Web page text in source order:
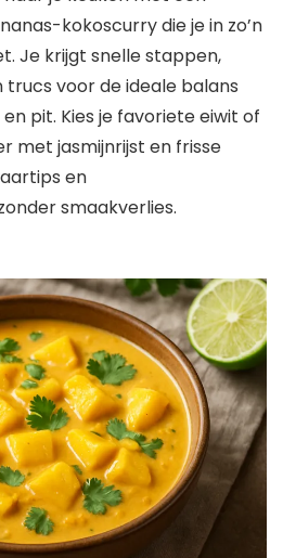
kokoscurry die je in zo’n
Je krijgt snelle stappen,
voor de ideale balans
pit. Kies je favoriete eiwit of
met jasmijnrijst en frisse
en
smaakverlies.